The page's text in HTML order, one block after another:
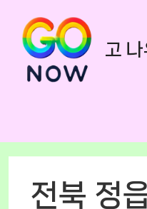
content
고
전북 정